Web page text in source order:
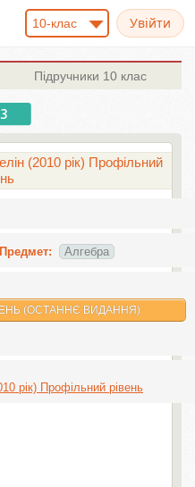
10-клас
Підручники 10 клас
(2010 рік) Профільний
Предмет: Алгебра
(ОСТАННЄ ВИДАННЯ)
рік) Профільний рівень